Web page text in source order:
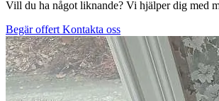
Vill du ha något liknande? Vi hjälper dig med
Begär offert Kontakta oss